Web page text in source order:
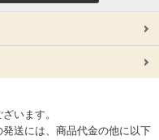
います。
送には、商品代金の他に以下